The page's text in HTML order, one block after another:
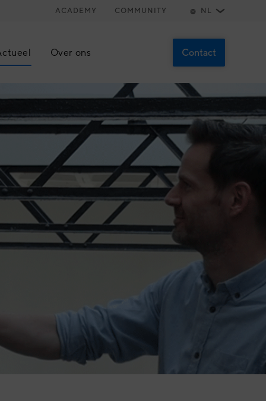
ACADEMY COMMUNITY NL
Over ons
Over ons
Ontmoet het team
Werken bij
Stageopdrachten
Contact
Plan een afspraak
Contact